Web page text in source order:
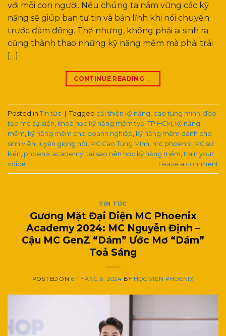
với mỗi con người. Nếu chúng ta nắm vững các kỹ
năng sẽ giúp bạn tự tin và bản lĩnh khi nói chuyện
trước đám đông. Thế nhưng, không phải ai sinh ra
cũng thành thao những kỹ năng mềm mà phải trải
[…]
CONTINUE READING →
Posted in Tin tức Tagged cải thiện kỹ năng cao tùng minh đào
tạo mc sự kiện khoá học kỹ năng mềm tyại TP.HCM kỹ năng
mềm kỹ năng mềm cho doanh nghiệp kỹ năng mềm dành cho
sinh viên
luyện giọng nói MC Cao Tùng Minh mc phoenix MC sự
kiện phoenix academy ,tại sao nên học kỹ năng mềm ,train your
voice
Leave a comment
TIN TỨC
Gương Mặt Đại Diện MC Phoenix
Academy 2024: MC Nguyễn Định –
Cậu MC GenZ “Dám” Ước Mơ “Dám”
Toả Sáng
POSTED ON 6 THÁNG 6, 2024 BY HỌC VIỆN PHOENIX